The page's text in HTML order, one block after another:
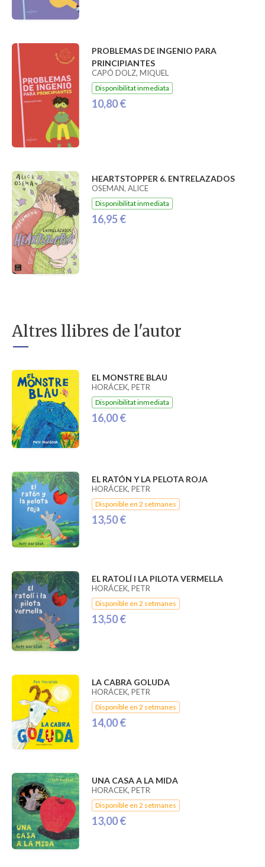
PROBLEMAS DE INGENIO PARA
PRINCIPIANTES
CAPÓ DOLZ, MIQUEL
Disponibilitat inmediata
10,80 €
HEARTSTOPPER 6. ENTRELAZADOS
OSEMAN, ALICE
Disponibilitat inmediata
16,95 €
Altres llibres de l'autor
EL MONSTRE BLAU
HORÁCEK, PETR
Disponibilitat inmediata
16,00 €
EL RATÓN Y LA PELOTA ROJA
HORÁCEK, PETR
Disponible en 2 setmanes
13,50 €
EL RATOLÍ I LA PILOTA VERMELLA
HORÁCEK, PETR
Disponible en 2 setmanes
13,50 €
LA CABRA GOLUDA
HORÁCEK, PETR
Disponible en 2 setmanes
14,00 €
UNA CASA A LA MIDA
HORACEK, PETR
Disponible en 2 setmanes
13,00 €